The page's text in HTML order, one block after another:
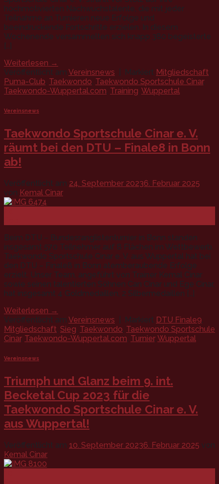
hochmotivierten Nachwuchstalente, die mit jeder
Teilnahme an Turnieren neue Erfolge und
beeindruckende Fortschritte erzielen. In diesem
Wochenende versammelten sich knapp 380 begeisterte
[…]
Weiterlesen →
Veröffentlicht am Vereinsnews Markiert Mitgliedschaft,
Puma-Club, Taekwondo, Taekwondo Sportschule Cinar,
Taekwondo-Wuppertal.com, Training, Wuppertal
Vereinsnews
Taekwondo Sportschule Cinar e. V.
räumt bei den DTU – Finale8 in Bonn
ab!
Veröffentlicht am 24. September 20236. Februar 2025
von Kemal Cinar
Beim DTU – Bundesranglistenturnier in Bonn standen
insgesamt 570 Teilnehmer auf 8 Flächen im Wettbewerb.
Taekwondo Sportschule Cinar e. V. aus Wuppertal hat bei
den DTU – Finale8 in Bonn atemberaubende Erfolge
erzielt. Unser Team, angeführt von Trainer Kemal Cinar
sowie seinen talentierten Söhnen Can Cinar und Ege Cinar,
hat insgesamt 4 Goldmedaillen, 2 Silbermedaillen […]
Weiterlesen →
Veröffentlicht am Vereinsnews Markiert DTU Finale9,
Mitgliedschaft, Sieg, Taekwondo, Taekwondo Sportschule
Cinar, Taekwondo-Wuppertal.com, Turnier, Wuppertal
Vereinsnews
Triumph und Glanz beim 9. int.
Becketal Cup 2023 für die
Taekwondo Sportschule Cinar e. V.
aus Wuppertal!
Veröffentlicht am 10. September 20236. Februar 2025 von
Kemal Cinar